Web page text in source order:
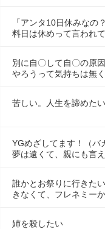
「アンタ10日休みなの
料日は休めって言われ
別に自〇して自〇の原
やろうって気持ちは無
苦しい。人生を諦めたい
YGめざしてます！（バ
夢は遠くて、親にも言
誰かとお祭りに行きた
きなくて、フレネミー
姉を殺したい